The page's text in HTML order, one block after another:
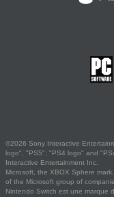
©2026 Sony Interactive
logo", "PS5", "PS4 logo" and
Interactive Entertainment Inc.
Microsoft, the XBOX Sphere
of the Microsoft group of
Nintendo Switch est une marque